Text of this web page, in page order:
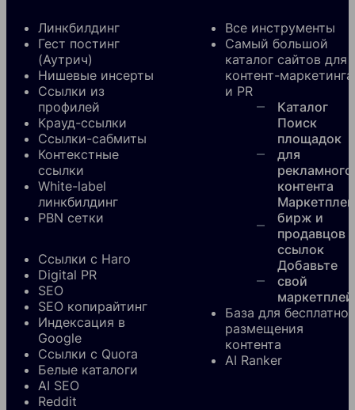
Линкбилдинг
Гест постинг
(Аутрич)
Нишевые инсерты
Ссылки из
профилей
Крауд-ссылки
Ссылки-сабмиты
Контекстные
ссылки
White-label
линкбилдинг
PBN сетки
Ссылки с Haro
Digital PR
SEO
SEO копирайтинг
Индексация в
Google
Ссылки с Quora
Белые каталоги
AI SEO
Reddit
Все инструменты
Самый большой
каталог сайтов для
контент-маркетинга
и PR
Каталог
Поиск
площадок
для
рекламного
контента
бирж и
продавцов
ссылок
Добавьте
свой
База для
размещения
контента
AI Ranker